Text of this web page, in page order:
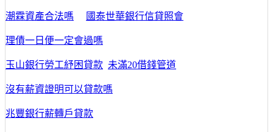
潮霖資產合法嗎 國泰世華銀行信貸照會
理債一日便一定會過嗎
玉山銀行勞工紓困貸款 未滿20借錢管道
沒有薪資證明可以貸款嗎
兆豐銀行薪轉戶貸款